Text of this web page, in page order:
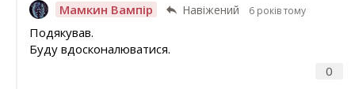
Мамкин Вампір Навіжений 6 років тому
0
Подякував.
Буду вдосконалюватися.